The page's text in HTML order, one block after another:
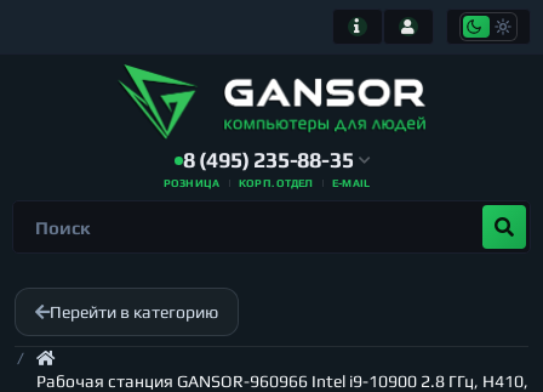
8 (495) 235-88-35
РОЗНИЦА КОРП. ОТДЕЛ E-MAIL
Перейти в категорию
Рабочая станция GANSOR-960966 Intel i9-10900 2.8 ГГц, H410,